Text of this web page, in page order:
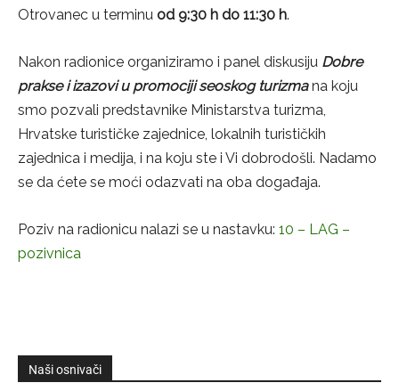
Otrovanec u terminu od 9:30 h do 11:30 h.
Nakon radionice organiziramo i panel diskusiju Dobre
prakse i izazovi u promociji seoskog turizmana koju
smo pozvali predstavnike Ministarstva turizma,
Hrvatske turističke zajednice, lokalnih turističkih
zajednica i medija, i na koju ste i Vi dobrodošli. Nadamo
se da ćete se moći odazvati na oba događaja.
Poziv na radionicu nalazi se u nastavku: 10 – LAG –
pozivnica
Naši osnivači